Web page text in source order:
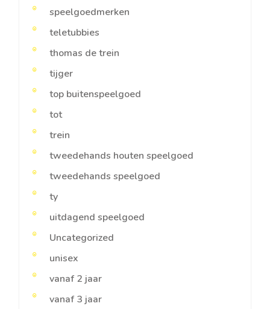
speelgoedmerken
teletubbies
thomas de trein
tijger
top buitenspeelgoed
tot
trein
tweedehands houten speelgoed
tweedehands speelgoed
ty
uitdagend speelgoed
Uncategorized
unisex
vanaf 2 jaar
vanaf 3 jaar